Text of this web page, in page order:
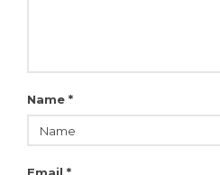
Name *
Email *